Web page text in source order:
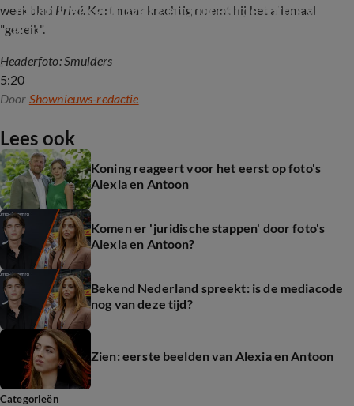
weekblad Privé. Kort maar krachtig noemt hij het allemaal
"gezeik".
5:20
Johan Derksen over gepubliceerde foto's van
prinses Alexia en Antoon: 'Heel moedig van
Headerfoto: Smulders
Door Shownieuws-redactie
Lees ook
Koning reageert voor het eerst op foto's
Alexia en Antoon
Komen er 'juridische stappen' door foto's
Alexia en Antoon?
Bekend Nederland spreekt: is de mediacode
nog van deze tijd?
Zien: eerste beelden van Alexia en Antoon
Categorieën